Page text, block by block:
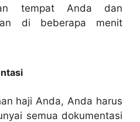
tempat Anda dan
di beberapa menit
haji Anda, Anda harus
semua dokumentasi